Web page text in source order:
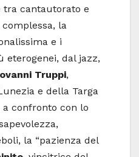
tra cantautorato e
la
e i
eterogenei, dal jazz,
Truppi,
e della Targa
a confronto con lo
la “pazienza del